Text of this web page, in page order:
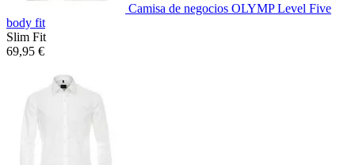
Camisa de negocios OLYMP Level Five
body fit
Slim Fit
69,95 €